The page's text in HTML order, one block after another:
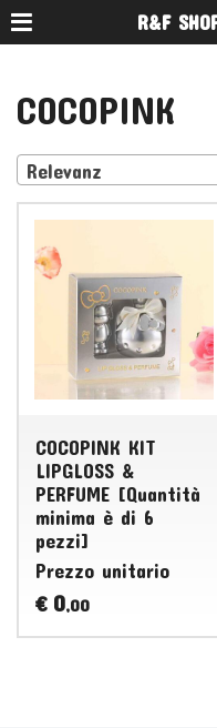
R&F
COCOPINK
Relevanz
COCOPINK KIT
LIPGLOSS &
PERFUME [Quantità
minima è di 6
pezzi]
Prezzo unitario
€ 0,00